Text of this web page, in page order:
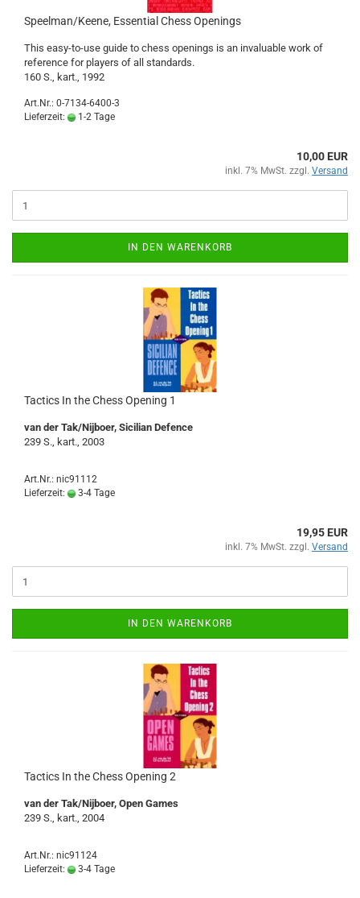
Speelman/Keene, Essential Chess Openings
This easy-to-use guide to chess openings is an invaluable work of
reference for players of all standards.
160 S., kart., 1992
Art.Nr.: 0-7134-6400-3
Lieferzeit:
1-2 Tage
10,00 EUR
inkl. 7% MwSt. zzgl. Versand
IN DEN WARENKORB
Tactics In the Chess Opening 1
van der Tak/Nijboer, Sicilian Defence
239 S., kart., 2003
Art.Nr.: nic91112
Lieferzeit:
3-4 Tage
19,95 EUR
inkl. 7% MwSt. zzgl. Versand
IN DEN WARENKORB
Tactics In the Chess Opening 2
van der Tak/Nijboer, Open Games
239 S., kart., 2004
Art.Nr.: nic91124
Lieferzeit:
3-4 Tage